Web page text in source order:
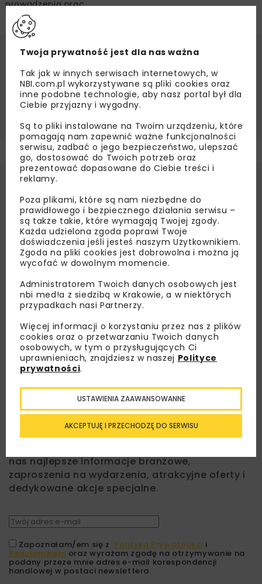
prowadzenia prac.
ULMA Construccion Polska SA
DESKOWANIA RZESZÓW S19
Lubisz wiedzieć więcej?
nas najlepsze informacje branżowe,
zaproszenia na wydarzenia, atrakcyjne oferty i
dedykowane akcje specjalne.
Zapoznałam/em się z Polityką Prywatności i
Regulaminem oraz wyrażam zgodę na otrzymywanie na
podany przeze mnie adres e-mail korespondencji
handlowej w postaci newslettera.
Twoja prywatność jest dla nas ważna
Tak jak w innych serwisach internetowych, w
NBI.com.pl wykorzystywane są pliki cookies oraz
inne podobne technologie, aby nasz portal był dla
Ciebie przyjazny i wygodny.
Są to pliki instalowane na Twoim urządzeniu, które
pomagają nam zapewnić ważne funkcjonalności
serwisu, zadbać o jego bezpieczeństwo, ulepszać
go, dostosować do Twoich potrzeb oraz
prezentować dopasowane do Ciebie treści i
reklamy.
Poza plikami, które są nam niezbędne do
prawidłowego i bezpiecznego działania serwisu –
są także takie, które wymagają Twojej zgody.
Każda udzielona zgoda poprawi Twoje
doświadczenia jeśli jesteś naszym Użytkownikiem.
Zgoda na pliki cookies jest dobrowolna i można ją
wycofać w dowolnym momencie.
Administratorem Twoich danych osobowych jest
nbi med!a z siedzibą w Krakowie, a w niektórych
przypadkach nasi Partnerzy.
Więcej informacji o korzystaniu przez nas z plików
cookies oraz o przetwarzaniu Twoich danych
osobowych, w tym o przysługujących Ci
uprawnieniach, znajdziesz w naszej Polityce
prywatności.
AKCEPTUJĘ I PRZECHODZĘ DO SERWISU
USTAWIENIA ZAAWANSOWANNE